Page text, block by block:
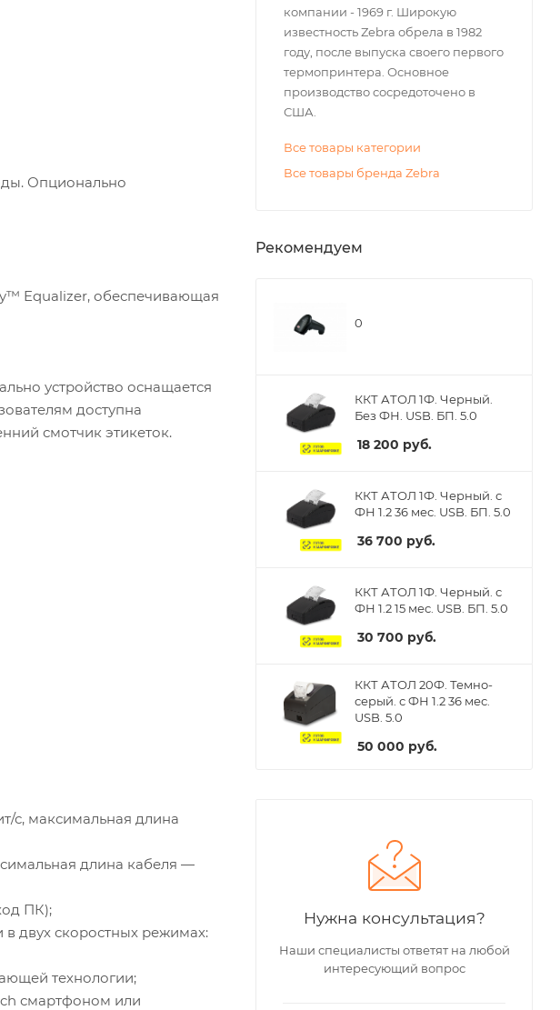
Опционально
Equalizer, обеспечивающая
устройство оснащается
доступна
смотчик этикеток.
с, максимальная длина
длина кабеля —
ПК);
двух скоростных режимах:
технологии;
смартфоном или
компании - 1969 г. Широкую
известность Zebra обрела в 1982
году, после выпуска своего первого
термопринтера. Основное
производство сосредоточено в
США.
Все товары категории
Все товары бренда Zebra
Рекомендуем
0
ККТ АТОЛ 1Ф. Черный.
Без ФН. USB. БП. 5.0
18 200 руб.
ККТ АТОЛ 1Ф. Черный. с
ФН 1.2 36 мес. USB. БП. 5.0
36 700 руб.
ККТ АТОЛ 1Ф. Черный. с
ФН 1.2 15 мес. USB. БП. 5.0
30 700 руб.
ККТ АТОЛ 20Ф. Темно-
серый. с ФН 1.2 36 мес.
USB. 5.0
50 000 руб.
Нужна консультация?
Наши специалисты ответят на любой
интересующий вопрос